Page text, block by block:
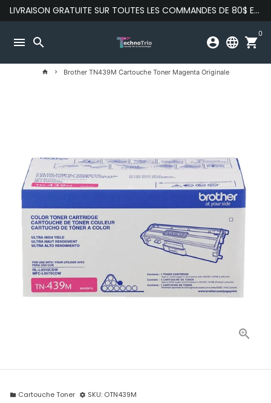
Passer
au
LIVRAISON GRATUITE SUR TOUTES LES COMMANDES DE 80$ ET PLUS
menu search account_circle language shopping_cart
0
home keyboard_arrow_right Brother TN439M Cartouche Toner Magenta Originale
folder Cartouche Toner settings SKU: OTN439M